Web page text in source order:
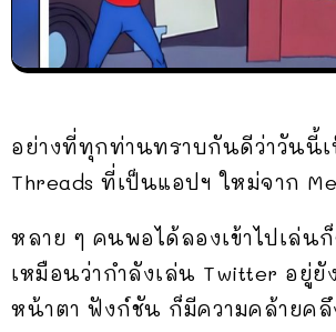
อย่างที่ทุกท่านทราบกันดีว่าวันนี้
Threads ที่เป็นแอปฯ ใหม่จาก
หลาย ๆ คนพอได้ลองเข้าไปเล่น
เหมือนว่ากำลังเล่น Twitter อยู่ยั
หน้าตา ฟังก์ชัน ก็มีความคล้ายค